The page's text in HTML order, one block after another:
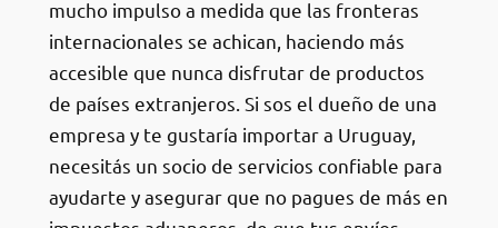
mucho impulso a medida que las fronteras
internacionales se achican, haciendo más
accesible que nunca disfrutar de productos
de países extranjeros. Si sos el dueño de una
empresa y te gustaría importar a Uruguay,
necesitás un socio de servicios confiable para
ayudarte y asegurar que no pagues de más en